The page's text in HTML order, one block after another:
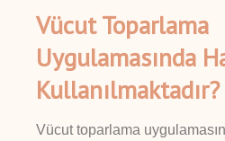
Vücut Toparlama
Uygulamasında
Kullanılmaktadır?
Vücut toparlama